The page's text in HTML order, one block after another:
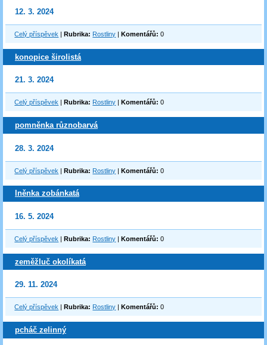
12. 3. 2024
Celý příspěvek |Rubrika: Rostliny |Komentářů: 0
konopice širolistá
21. 3. 2024
Celý příspěvek Rubrika: Rostliny Komentářů: 0
pomněnka různobarvá
28. 3. 2024
Celý příspěvek |Rubrika: Rostliny |Komentářů: 0
lněnka zobánkatá
16. 5. 2024
Celý příspěvek |Rubrika: Rostliny |Komentářů: 0
zeměžluč okolíkatá
29. 11. 2024
Celý příspěvek Rubrika: Rostliny Komentářů: 0
pcháč zelinný